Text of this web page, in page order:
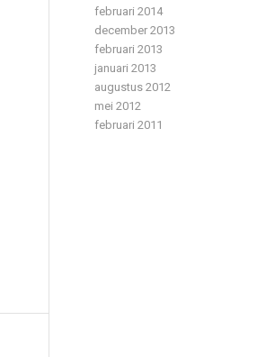
februari 2014
december 2013
februari 2013
januari 2013
augustus 2012
mei 2012
februari 2011